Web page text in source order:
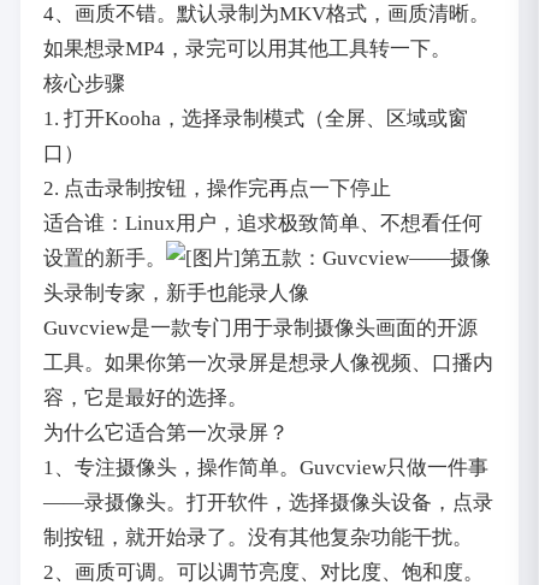
4、画质不错。默认录制为MKV格式，画质清晰。
如果想录MP4，录完可以用其他工具转一下。
核心步骤
1. 打开Kooha，选择录制模式（全屏、区域或窗
口）
2. 点击录制按钮，操作完再点一下停止
适合谁：Linux用户，追求极致简单、不想看任何
设置的新手。
第五款：Guvcview——摄像
头录制专家，新手也能录人像
Guvcview是一款专门用于录制摄像头画面的开源
工具。如果你第一次录屏是想录人像视频、口播内
容，它是最好的选择。
为什么它适合第一次录屏？
1、专注摄像头，操作简单。Guvcview只做一件事
——录摄像头。打开软件，选择摄像头设备，点录
制按钮，就开始录了。没有其他复杂功能干扰。
2、画质可调。可以调节亮度、对比度、饱和度。